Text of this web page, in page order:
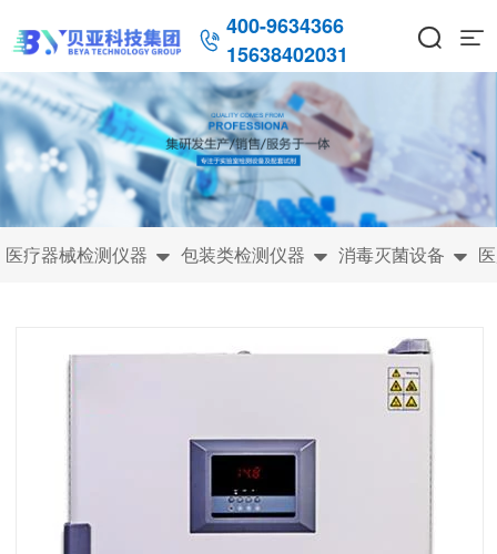
 400-9634366
15638402031
 
医疗器械检测仪器  包装类检测仪器  消毒灭菌设备 